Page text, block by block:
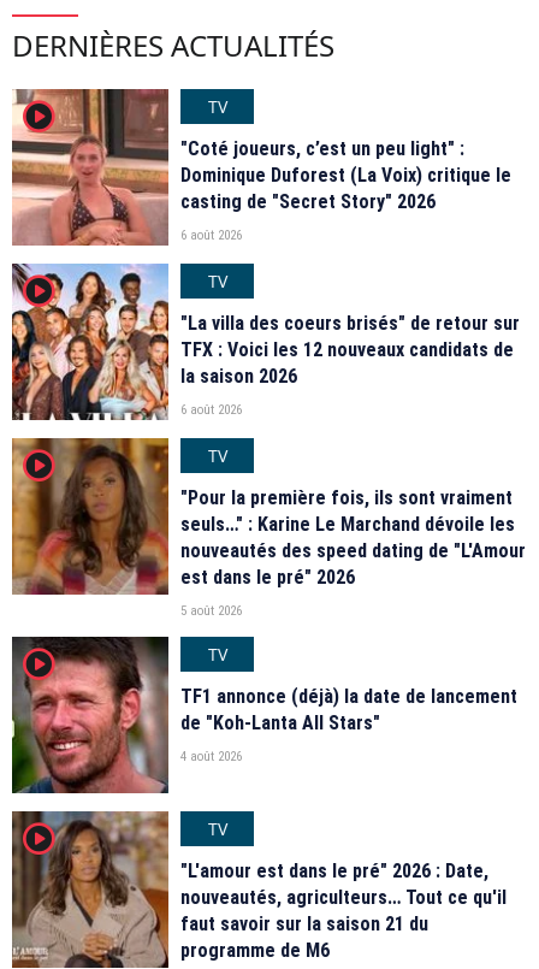
DERNIÈRES ACTUALITÉS
player2
TV
"Coté joueurs, c’est un peu light" :
Dominique Duforest (La Voix) critique le
casting de "Secret Story" 2026
6 août 2026
player2
TV
"La villa des coeurs brisés" de retour sur
TFX : Voici les 12 nouveaux candidats de
la saison 2026
6 août 2026
player2
TV
"Pour la première fois, ils sont vraiment
seuls…" : Karine Le Marchand dévoile les
nouveautés des speed dating de "L'Amour
est dans le pré" 2026
5 août 2026
player2
TV
TF1 annonce (déjà) la date de lancement
de "Koh-Lanta All Stars"
4 août 2026
player2
TV
"L'amour est dans le pré" 2026 : Date,
nouveautés, agriculteurs… Tout ce qu'il
faut savoir sur la saison 21 du
programme de M6